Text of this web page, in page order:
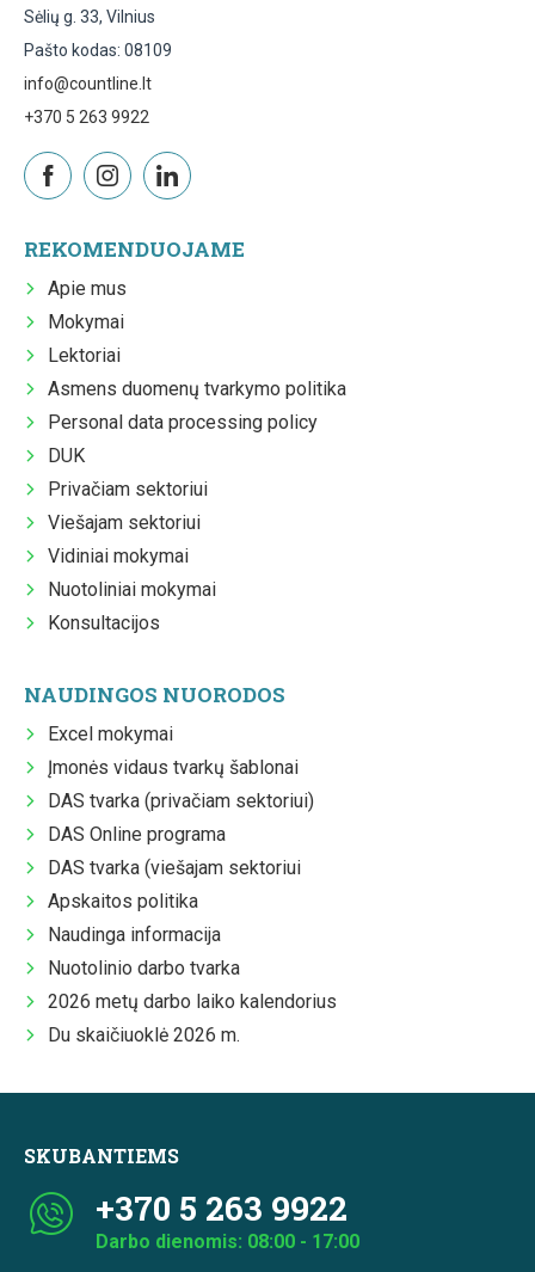
Sėlių g. 33, Vilnius
Pašto kodas: 08109
info@countline.lt
+370 5 263 9922
REKOMENDUOJAME
Apie mus
Mokymai
Lektoriai
Asmens duomenų tvarkymo politika
Personal data processing policy
DUK
Privačiam sektoriui
Viešajam sektoriui
Vidiniai mokymai
Nuotoliniai mokymai
Konsultacijos
NAUDINGOS NUORODOS
Excel mokymai
Įmonės vidaus tvarkų šablonai
DAS tvarka (privačiam sektoriui)
DAS Online programa
DAS tvarka (viešajam sektoriui
Apskaitos politika
Naudinga informacija
Nuotolinio darbo tvarka
2026 metų darbo laiko kalendorius
Du skaičiuoklė 2026 m.
SKUBANTIEMS
+370 5 263 9922
Darbo dienomis: 08:00 - 17:00